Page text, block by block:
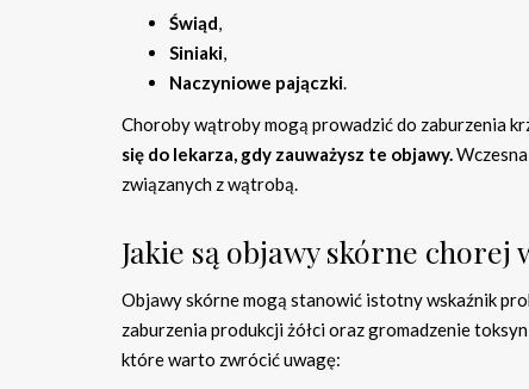
Świąd,
Siniaki,
Naczyniowe pajączki.
Choroby wątroby mogą prowadzić do zaburzenia
się do lekarza, gdy zauważysz te objawy.
związanych z wątrobą.
Jakie są objawy skórne chorej
Objawy skórne mogą stanowić istotny wskaźnik
zaburzenia produkcji żółci oraz gromadzenie
które warto zwrócić uwagę: